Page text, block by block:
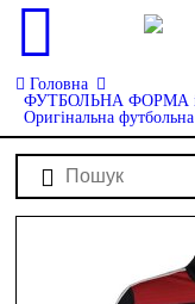
Головна
ФУТБОЛЬНА ФОРМА і
Оригінальна